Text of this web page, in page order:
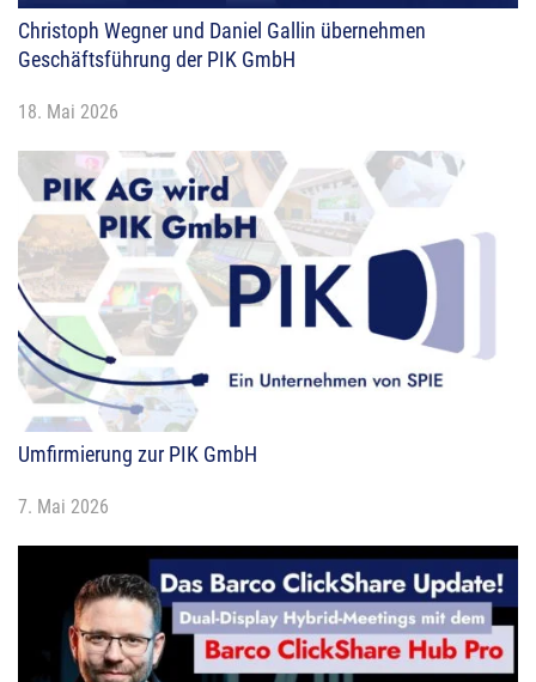
Christoph Wegner und Daniel Gallin übernehmen
Geschäftsführung der PIK GmbH
18. Mai 2026
Umfirmierung zur PIK GmbH
7. Mai 2026